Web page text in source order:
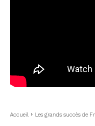
Accueil Les grands succès de